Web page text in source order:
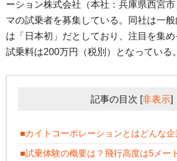
ーション株式会社（本社：兵庫県西宮
マの試乗者を募集している。同社は一
は「日本初」だとしており、注目を集
試乗料は200万円（税別）となっている。
記事の目次 [非表示]
■カイトコーポレーションとはどんな企
■試乗体験の概要は？飛行高度は5メー